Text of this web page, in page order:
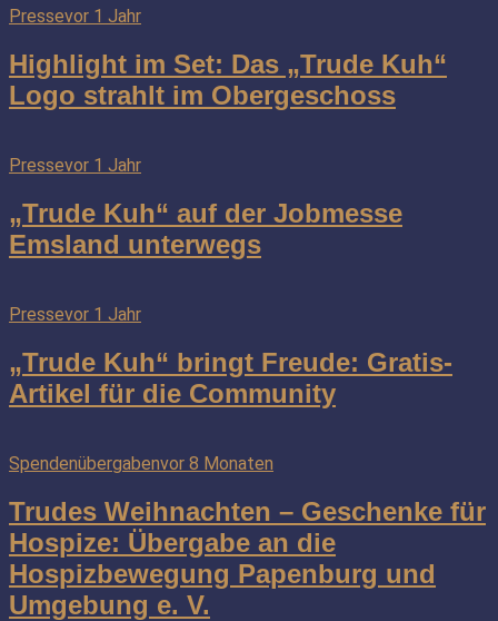
Pressevor 1 Jahr
Highlight im Set: Das „Trude Kuh“
Logo strahlt im Obergeschoss
Pressevor 1 Jahr
„Trude Kuh“ auf der Jobmesse
Emsland unterwegs
Pressevor 1 Jahr
„Trude Kuh“ bringt Freude: Gratis-
Artikel für die Community
Spendenübergabenvor 8 Monaten
Trudes Weihnachten – Geschenke für
Hospize: Übergabe an die
Hospizbewegung Papenburg und
Umgebung e. V.